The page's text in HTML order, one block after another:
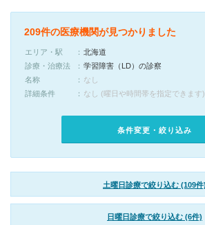
209件の医療機関が見つかりました
エリア・駅
北海道
診療・治療法
学習障害（LD）の診察
名称
なし
詳細条件
なし (曜日や時間帯を指定できます)
条件変更・絞り込み
土曜日診療で絞り込む (109件)
日曜日診療で絞り込む (6件)